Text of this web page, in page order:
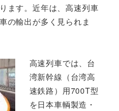
ます。近年は、高速列車
の輸出が多く見られま
高速列車では、台
湾新幹線（台湾高
速鉄路）用700T型
を日本車輌製造・